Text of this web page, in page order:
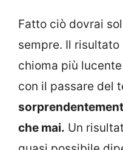
Fatto ciò dovrai
sempre. Il
chioma più
con il passare del
che mai. Un